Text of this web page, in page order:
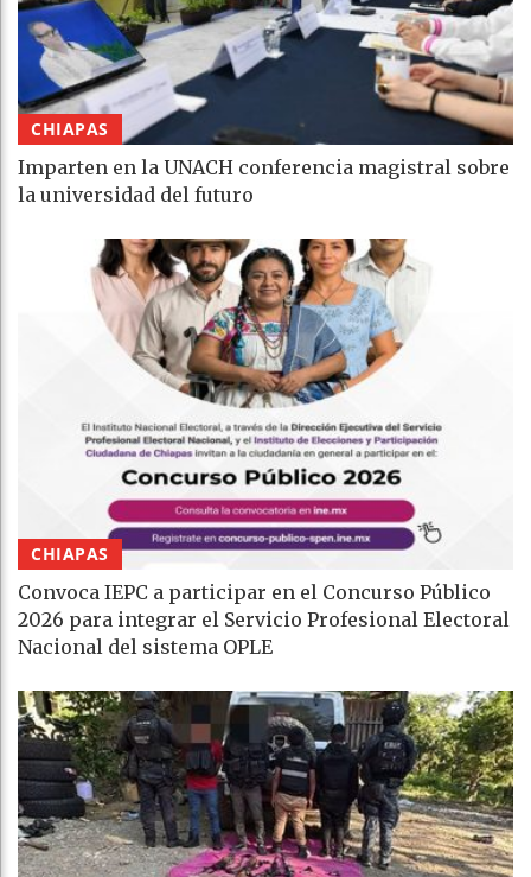
CHIAPAS
Imparten en la UNACH conferencia magistral sobre
la universidad del futuro
CHIAPAS
Convoca IEPC a participar en el Concurso Público
2026 para integrar el Servicio Profesional Electoral
Nacional del sistema OPLE